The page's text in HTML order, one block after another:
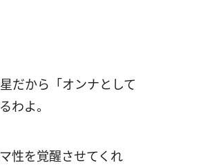
だから「オンナとして
わよ。
性を覚醒させてくれ